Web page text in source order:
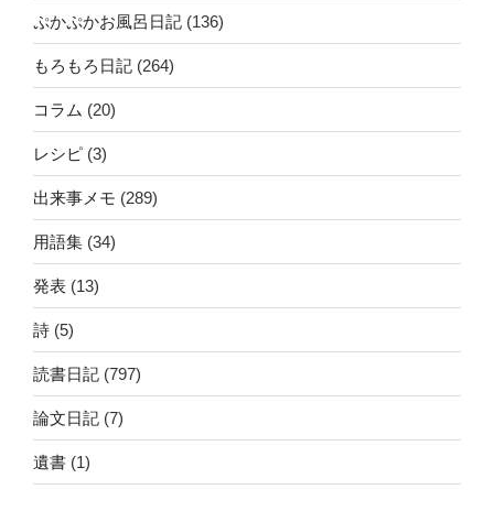
ぷかぷかお風呂日記 (136)
もろもろ日記 (264)
コラム (20)
レシピ (3)
出来事メモ (289)
用語集 (34)
発表 (13)
詩 (5)
読書日記 (797)
論文日記 (7)
遺書 (1)